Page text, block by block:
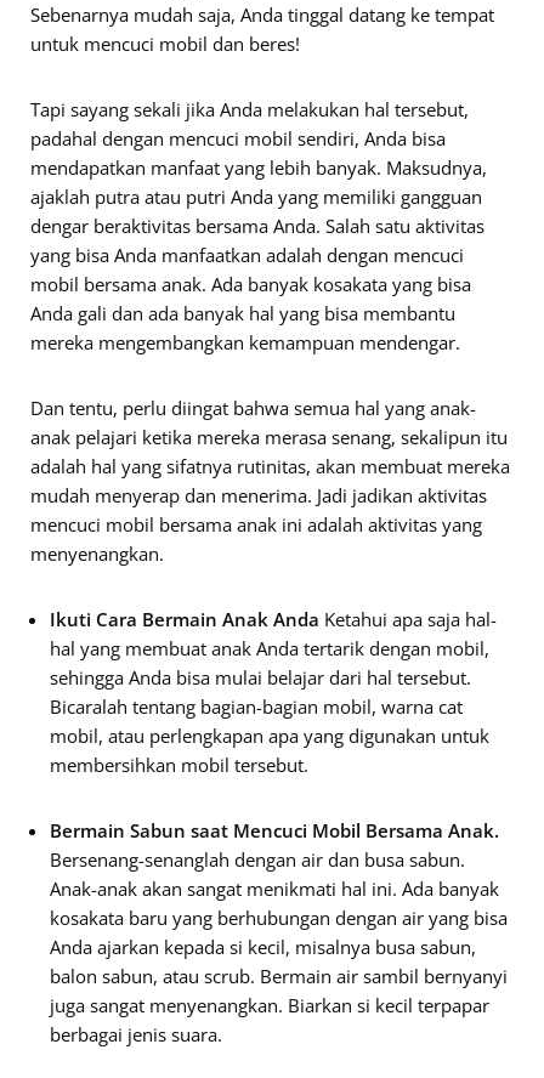
Sebenarnya mudah saja, Anda tinggal datang ke tempat
untuk mencuci mobil dan beres!
Tapi sayang sekali jika Anda melakukan hal tersebut,
padahal dengan mencuci mobil sendiri, Anda bisa
mendapatkan manfaat yang lebih banyak. Maksudnya,
ajaklah putra atau putri Anda yang memiliki gangguan
dengar beraktivitas bersama Anda. Salah satu aktivitas
yang bisa Anda manfaatkan adalah dengan mencuci
mobil bersama anak. Ada banyak kosakata yang bisa
Anda gali dan ada banyak hal yang bisa membantu
mereka mengembangkan kemampuan mendengar.
Dan tentu, perlu diingat bahwa semua hal yang anak-
anak pelajari ketika mereka merasa senang, sekalipun itu
adalah hal yang sifatnya rutinitas, akan membuat mereka
mudah menyerap dan menerima. Jadi jadikan aktivitas
mencuci mobil bersama anak ini adalah aktivitas yang
menyenangkan.
Ikuti Cara Bermain Anak Anda Ketahui apa saja hal-
hal yang membuat anak Anda tertarik dengan mobil,
sehingga Anda bisa mulai belajar dari hal tersebut.
Bicaralah tentang bagian-bagian mobil, warna cat
mobil, atau perlengkapan apa yang digunakan untuk
membersihkan mobil tersebut.
Bermain Sabun saat Mencuci Mobil Bersama Anak.
Bersenang-senanglah dengan air dan busa sabun.
Anak-anak akan sangat menikmati hal ini. Ada banyak
kosakata baru yang berhubungan dengan air yang bisa
Anda ajarkan kepada si kecil, misalnya busa sabun,
balon sabun, atau scrub. Bermain air sambil bernyanyi
juga sangat menyenangkan. Biarkan si kecil terpapar
berbagai jenis suara.